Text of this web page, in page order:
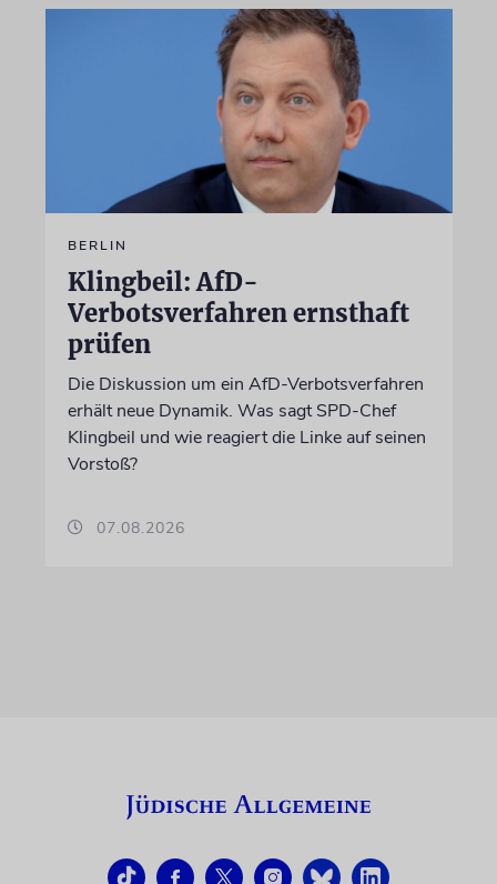
BERLIN
Klingbeil: AfD-
Verbotsverfahren ernsthaft
prüfen
Die Diskussion um ein AfD-Verbotsverfahren
erhält neue Dynamik. Was sagt SPD-Chef
Klingbeil und wie reagiert die Linke auf seinen
Vorstoß?
07.08.2026